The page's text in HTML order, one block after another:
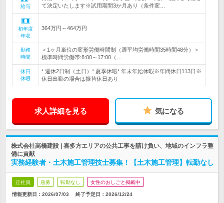
給与
て決定いたします※試用期間3か月あり（条件変…
初年度
年収
364万円～464万円
勤務
時間
＜1ヶ月単位の変形労働時間制（週平均労働時間35時間48分）＞
標準時間労働帯:8:00～17:00（…
休日
休暇
* 週休2日制（土日）* 夏季休暇* 年末年始休暇※年間休日113日※
休日出勤の場合は振替休日あり
求人詳細を見る 気になる
株式会社高橋建設 | 喜多方エリアの公共工事を請け負い、地域のインフラ整
備に貢献
実務経験者・土木施工管理技士募集！【土木施工管理】転勤なし
正社員 急募 転勤なし 女性のおしごと掲載中
情報更新日：2026/07/03 終了予定日： 2026/12/24